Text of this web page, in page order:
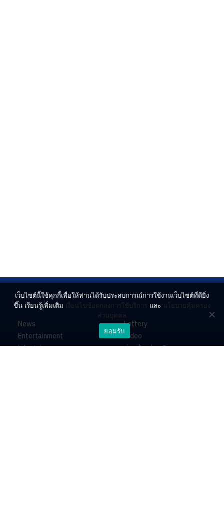
News
Entertainment
Lifestyle
Lottery
Video
ร่วมด้วยช่วยกัน
เว็บไซต์นี้ใช้คุกกี้เพื่อให้ท่านได้รับประสบการณ์การใช้งานเว็บไซต์ที่ดียิ่ง
ขึ้น เรียนรู้เพิ่มเติม เงื่อนไขข้อตกลงการใช้บริการ และ นโยบายคุ้มครอง
ส่วนบุคคล
ยอมรับ